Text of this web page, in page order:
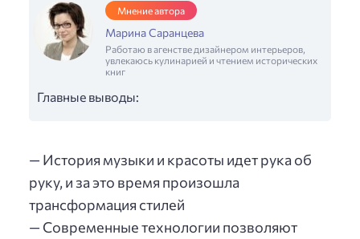
Мнение автора
Марина Саранцева
Работаю в агенстве дизайнером интерьеров,
увлекаюсь кулинарией и чтением исторических
книг
Главные выводы:
— История музыки и красоты идет рука об
руку, и за это время произошла
трансформация стилей
— Современные технологии позволяют